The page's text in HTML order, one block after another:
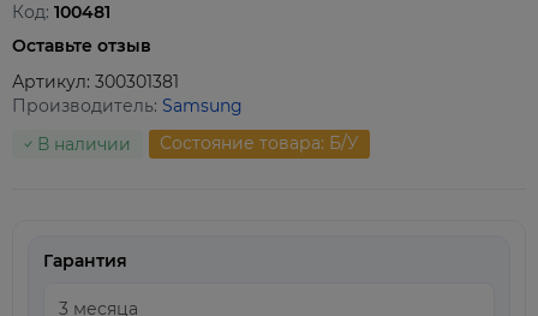
Код: 100481
Оставьте отзыв
Артикул: 300301381
Производитель: Samsung
В наличии
Состояние товара: Б/У
Гарантия